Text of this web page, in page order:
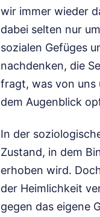
wir immer wieder
dabei selten nur
sozialen Gefüges
nachdenken, die
fragt, was von uns
dem Augenblick
In der
Zustand, in dem
erhoben wird.
der Heimlichkeit
gegen das eigene